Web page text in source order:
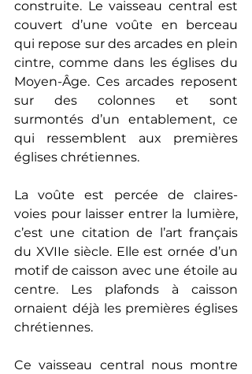
construite. Le vaisseau central est
couvert d’une voûte en berceau
qui repose sur des arcades en plein
cintre, comme dans les églises du
Moyen-Âge. Ces arcades reposent
sur des colonnes et sont
surmontés d’un entablement, ce
qui ressemblent aux premières
églises chrétiennes.
La voûte est percée de claires-
voies pour laisser entrer la lumière,
c’est une citation de l’art français
du XVIIe siècle. Elle est ornée d’un
motif de caisson avec une étoile au
centre. Les plafonds à caisson
ornaient déjà les premières églises
chrétiennes.
Ce vaisseau central nous montre